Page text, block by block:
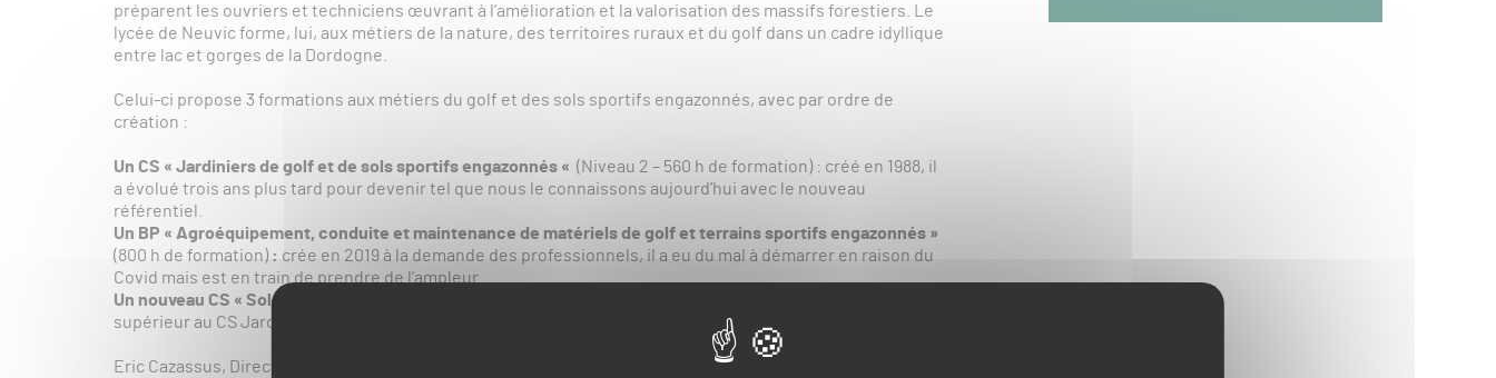
préparent les ouvriers et techniciens œuvrant à l’amélioration et la valorisation des massifs forestiers. Le
lycée de Neuvic forme, lui, aux métiers de la nature, des territoires ruraux et du golf dans un cadre idyllique
entre lac et gorges de la Dordogne.
Celui-ci propose 3 formations aux métiers du golf et des sols sportifs engazonnés, avec par ordre de
création :
Un CS « Jardiniers de golf et de sols sportifs engazonnés « (Niveau 2 – 560 h de formation) : créé en 1988, il
a évolué trois ans plus tard pour devenir tel que nous le connaissons aujourd’hui avec le nouveau
référentiel.
Un BP « Agroéquipement, conduite et maintenance de matériels de golf et terrains sportifs engazonnés »
(800 h de formation) : crée en 2019 à la demande des professionnels, il a eu du mal à démarrer en raison du
Covid mais est en train de prendre de l’ampleur.
Un nouveau CS « Sols Sportifs » de Niveau 4
supérieur au CS Jardinier de golf déjà existant.
Eric Cazassus, Directeur de l’EPLEFPA de Haute-Corrèze, et Didier Chinot, responsable des formations golf